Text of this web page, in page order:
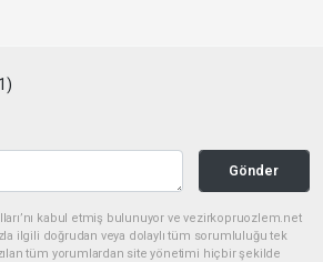
Gönder
kabul etmiş bulunuyor ve vezirkopruozlem.net
ilgili doğrudan veya dolaylı tüm sorumluluğu tek
tüm yorumlardan site yönetimi hiçbir şekilde